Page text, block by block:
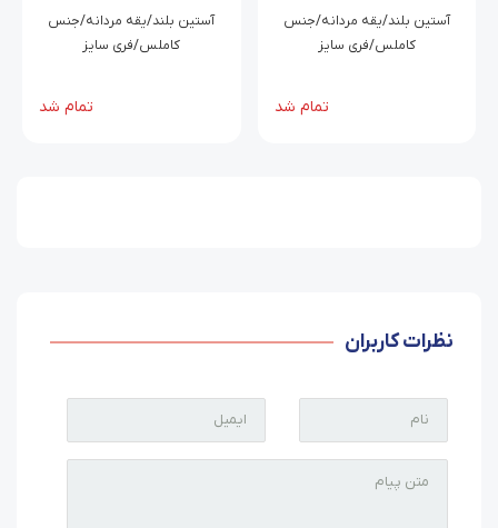
آستین بلند/یقه مردانه/جنس
کاملس/فری سایز
تمام شد
آستین بلند/یقه مردانه/جنس
کاملس/فری سایز
تمام شد
نظرات کاربران